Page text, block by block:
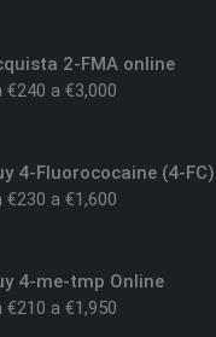
2-FMA online
€240 a €3,000
4-Fluorococaine (4-
€230 a €1,600
4-me-tmp Online
€210 a €1,950